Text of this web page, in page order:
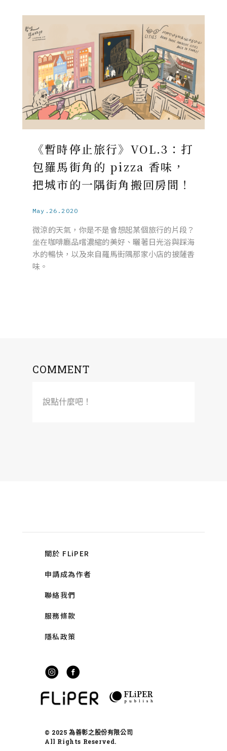
《暫時停止旅行》VOL.3：打
包羅馬街角的 pizza 香味，
把城市的一隅街角搬回房間！
May.26.2020
微涼的天氣，你是不是會想起某個旅行的片段？
坐在咖啡廳品嚐濃縮的美好、曬著日光浴與踩海
水的暢快，以及來自羅馬街隅那家小店的披薩香
味。
COMMENT
說點什麼吧！
關於 FLiPER
申請成為作者
聯絡我們
服務條款
隱私政策
© 2025 為善彰之股份有限公司
All Rights Reserved.